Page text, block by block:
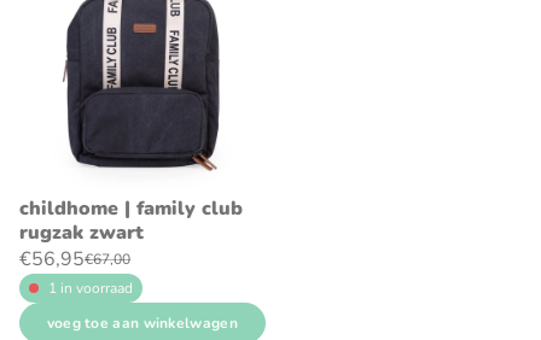
childhome | family club
rugzak zwart
€56,95€67,00
1 in voorraad
voeg toe aan winkelwagen